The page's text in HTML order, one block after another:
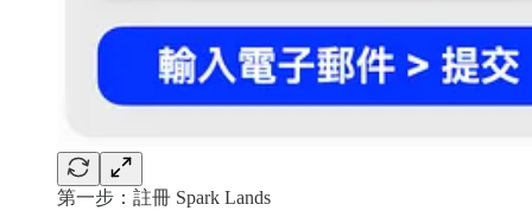
第一步：註冊 Spark Lands